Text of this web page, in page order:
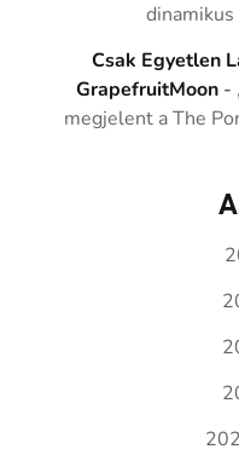
dinamikus
Csak Egyetlen
GrapefruitMoon -
megjelent a The